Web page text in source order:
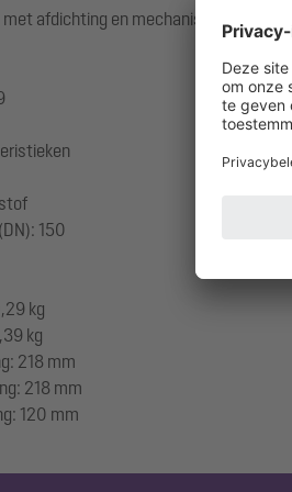
afdichting en mechanische 3-traps
150
kg
kg
218 mm
218 mm